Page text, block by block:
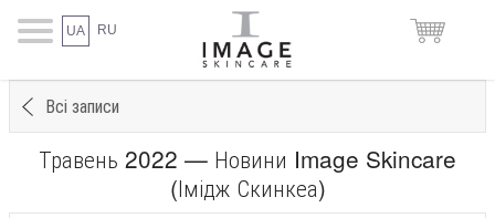
UA RU
Всі записи
Травень 2022 — Новини Image Skincare
(Імідж Скинкеа)